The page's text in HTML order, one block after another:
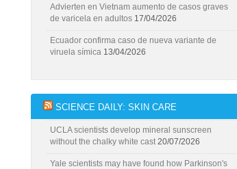
Advierten en Vietnam aumento de casos graves
de varicela en adultos 17/04/2026
Ecuador confirma caso de nueva variante de
viruela símica 13/04/2026
SCIENCE DAILY: SKIN CARE
UCLA scientists develop mineral sunscreen
without the chalky white cast 20/07/2026
Yale scientists may have found how Parkinson's